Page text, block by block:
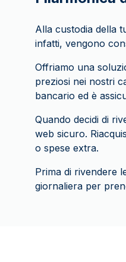
Alla custodia della
infatti, vengono
Offriamo una
preziosi nei nostri
bancario ed è
Quando decidi di
web sicuro.
o spese extra.
Prima di rivendere
giornaliera per